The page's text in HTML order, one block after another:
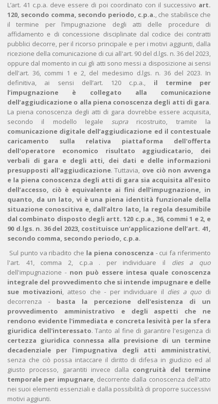
L’art. 41 c.p.a. deve essere di poi coordinato con il successivo art.
120, secondo comma, secondo periodo, c.p.a., che stabilisce che
il termine per l’impugnazione degli atti delle procedure di
affidamento e di concessione disciplinate dal codice dei contratti
pubblici decorre, per il ricorso principale e per i motivi aggiunti, dalla
ricezione della comunicazione di cui all'art. 90 del d.lgs. n. 36 del 2023,
oppure dal momento in cui gli atti sono messi a disposizione ai sensi
dell'art. 36, commi 1 e 2, del medesimo d.lgs. n. 36 del 2023. In
definitiva, ai sensi dell’art. 120 c.p.a., il termine per
l’impugnazione è collegato alla comunicazione
dell’aggiudicazione o alla piena conoscenza degli atti di gara.
La piena conoscenza degli atti di gara dovrebbe essere acquisita,
secondo il modello legale supraricostruito, tramite la
comunicazione digitale dell’aggiudicazione ed il contestuale
caricamento sulla relativa piattaforma dell'offerta
dell'operatore economico risultato aggiudicatario, dei
verbali di gara e degli atti, dei dati e delle informazioni
presupposti all'aggiudicazione. Tuttavia, ove ciò non avvenga
e la piena conoscenza degli atti di gara sia acquisita all’esito
dell’accesso, ciò è equivalente ai fini dell’impugnazione, in
quanto, da un lato, vi è una piena identità funzionale della
situazione conoscitiva e, dall’altro lato, la regola desumibile
dal combinato disposto degli artt. 120 c.p.a., 36, commi 1 e 2, e
90 d.lgs. n. 36 del 2023, costituisce un’applicazione dell’art. 41,
secondo comma, secondo periodo, c.p.a.
Sul punto va ribadito che la piena conoscenza - cui fa riferimento
l'art. 41, comma 2, c.p.a . per individuare il dies a quo
dell'impugnazione - non può essere intesa quale conoscenza
integrale del provvedimento che si intende impugnare e delle
sue motivazioni, atteso che - per individuare il dies a quo di
decorrenza - basta la percezione dell'esistenza di un
provvedimento amministrativo e degli aspetti che ne
rendono evidente l'immediata e concreta lesività per la sfera
giuridica dell'interessato. Tanto al fine di garantire l'esigenza di
certezza giuridica connessa alla previsione di un termine
decadenziale per l'impugnativa degli atti amministrativi,
senza che ciò possa intaccare il diritto di difesa in giudizio ed al
giusto processo, garantiti invece dalla congruità del termine
temporale per impugnare, decorrente dalla conoscenza dell'atto
nei suoi elementi essenziali e dalla possibilità di proporre successivi
motivi aggiunti.